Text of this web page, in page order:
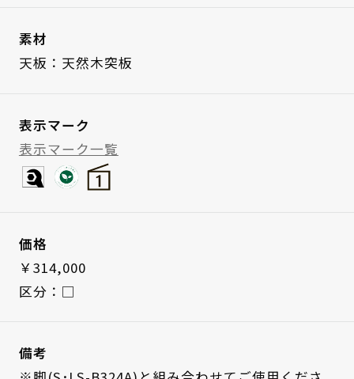
素材
天板：天然木突板
表示マーク
表示マーク一覧
価格
￥314,000
区分：□
備考